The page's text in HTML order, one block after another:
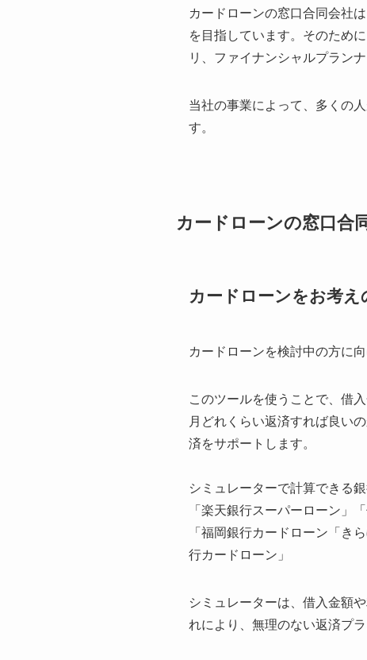
カードローンの窓口合同会社
を目指しています。そのため
リ、ファイナンシャルプラン
当社の事業によって、多くの
す。
カードローンの窓口合
カードローンをお考
カードローンを検討中の方に
このツールを使うことで、借
月どれくらい返済すれば良い
済をサポートします。
シミュレーターで計算できる
「楽天銀行スーパーローン」
「福岡銀行カードローン「き
行カードローン」
シミュレーターは、借入金額
れにより、無理のない返済プ